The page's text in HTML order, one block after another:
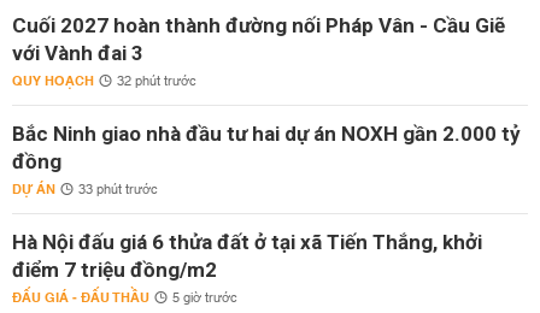
Cuối 2027 hoàn thành đường nối Pháp Vân - Cầu Giẽ
với Vành đai 3
QUY HOẠCH 32 phút trước
Bắc Ninh giao nhà đầu tư hai dự án NOXH gần 2.000 tỷ
đồng
DỰ ÁN 33 phút trước
Hà Nội đấu giá 6 thửa đất ở tại xã Tiến Thắng, khởi
điểm 7 triệu đồng/m2
ĐẤU GIÁ - ĐẤU THẦU 5 giờ trước